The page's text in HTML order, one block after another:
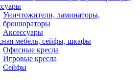
Уничтожители, ламинаторы,
брошюраторы
Аксессуары
мебель, сейфы, шкафы
Офисные кресла
Игровые кресла
Сейфы